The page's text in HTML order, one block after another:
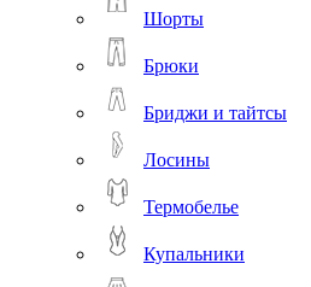
Шорты
Брюки
Бриджи и тайтсы
Лосины
Термобелье
Купальники